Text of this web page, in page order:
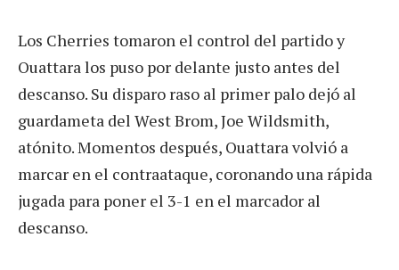
Los Cherries tomaron el control del partido y
Ouattara los puso por delante justo antes del
descanso. Su disparo raso al primer palo dejó al
guardameta del West Brom, Joe Wildsmith,
atónito. Momentos después, Ouattara volvió a
marcar en el contraataque, coronando una rápida
jugada para poner el 3-1 en el marcador al
descanso.